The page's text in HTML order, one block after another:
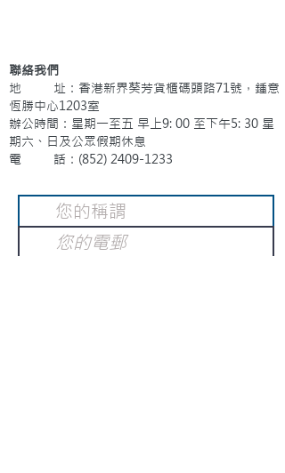
聯絡我們
地 址：香港新界葵芳貨櫃碼頭路71號，鍾意
恆勝中心1203室
辦公時間：星期一至五 早上9: 00 至下午5: 30 星
期六、日及公眾假期休息
電 話：(852) 2409-1233